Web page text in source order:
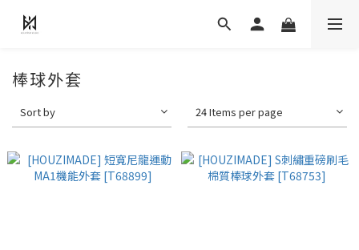
棒球外套
Sort by 24 Items per page